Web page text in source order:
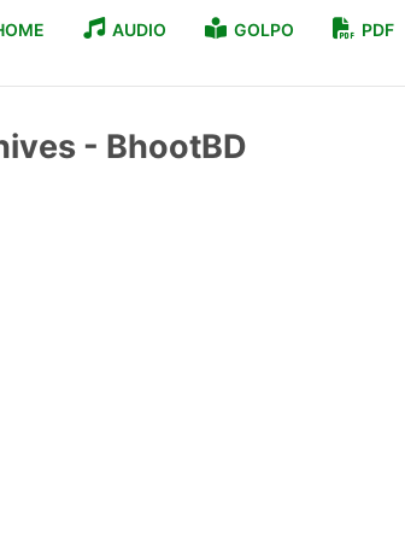
AUDIO GOLPO PDF
- BhootBD